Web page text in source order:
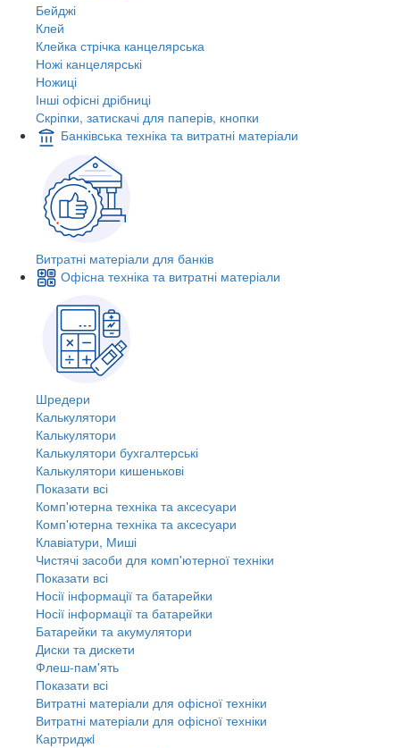
Бейджі
Клей
Клейка стрічка канцелярська
Ножі канцелярські
Ножиці
Інші офісні дрібниці
Скріпки, затискачі для паперів, кнопки
Банківська техніка та витратні матеріали
Витратні матеріали для банків
Офісна техніка та витратні матеріали
Шредери
Калькулятори
Калькулятори
Калькулятори бухгалтерські
Калькулятори кишенькові
Показати всі
Комп'ютерна техніка та аксесуари
Комп'ютерна техніка та аксесуари
Клавіатури, Миші
Чистячі засоби для комп'ютерної техніки
Показати всі
Носії інформації та батарейки
Носії інформації та батарейки
Батарейки та акумулятори
Диски та дискети
Флеш-пам'ять
Показати всі
Витратні матеріали для офісної техніки
Витратні матеріали для офісної техніки
Картриджi